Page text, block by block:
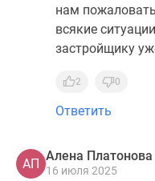
нам
всякие
застройщику
2 0
Ответить
АП
Алена Платонова
16 июля 2025